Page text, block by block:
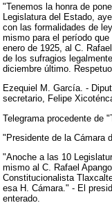
"Tenemos la honra de
Legislatura del Estado,
con las formalidades de
mismo para el período
enero de 1925, al C.
de los sufragios
diciembre último.
Ezequiel M. García. -
secretario, Felipe
Telegrama procedente de
"Presidente de la Cámara
"Anoche a las 10
mismo al C. Rafael
Constitucionalista
esa H. Cámara." - El
enterado.